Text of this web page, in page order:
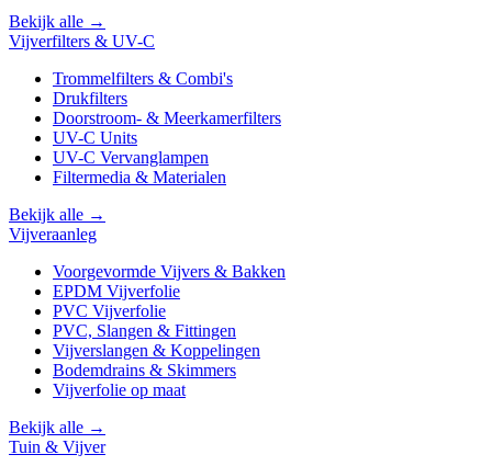
Bekijk alle →
Vijverfilters & UV-C
Trommelfilters & Combi's
Drukfilters
Doorstroom- & Meerkamerfilters
UV-C Units
UV-C Vervanglampen
Filtermedia & Materialen
Bekijk alle →
Vijveraanleg
Voorgevormde Vijvers & Bakken
EPDM Vijverfolie
PVC Vijverfolie
PVC, Slangen & Fittingen
Vijverslangen & Koppelingen
Bodemdrains & Skimmers
Vijverfolie op maat
Bekijk alle →
Tuin & Vijver